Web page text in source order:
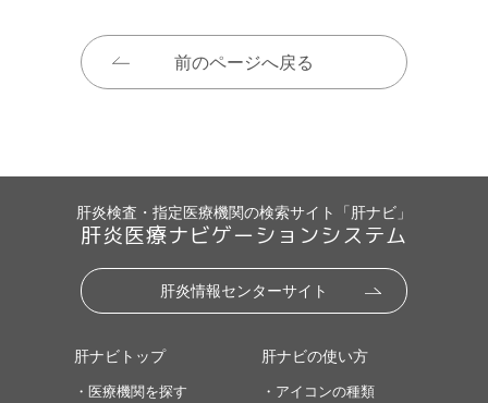
前のページへ戻る
肝炎検査・指定医療機関の検索サイト「肝ナビ」
肝炎医療ナビゲーションシステム
肝炎情報センターサイト
肝ナビトップ
・医療機関を探す
肝ナビの使い方
・アイコンの種類